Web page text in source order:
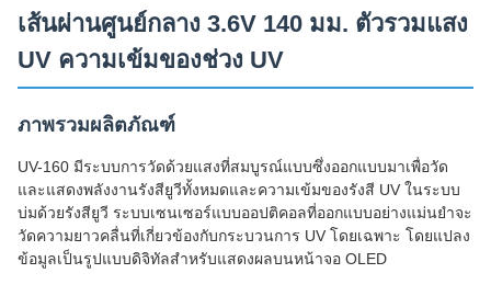
เส้นผ่านศูนย์กลาง 3.6V 140 มม. ตัวรวมแสง
UV ความเข้มของช่วง UV
ภาพรวมผลิตภัณฑ์
UV-160 มีระบบการวัดด้วยแสงที่สมบูรณ์แบบซึ่งออกแบบมาเพื่อวัด
และแสดงพลังงานรังสียูวีทั้งหมดและความเข้มของรังสี UV ในระบบ
บ่มด้วยรังสียูวี ระบบเซนเซอร์แบบออปติคอลที่ออกแบบอย่างแม่นยำจะ
วัดความยาวคลื่นที่เกี่ยวข้องกับกระบวนการ UV โดยเฉพาะ โดยแปลง
ข้อมูลเป็นรูปแบบดิจิทัลสำหรับแสดงผลบนหน้าจอ OLED